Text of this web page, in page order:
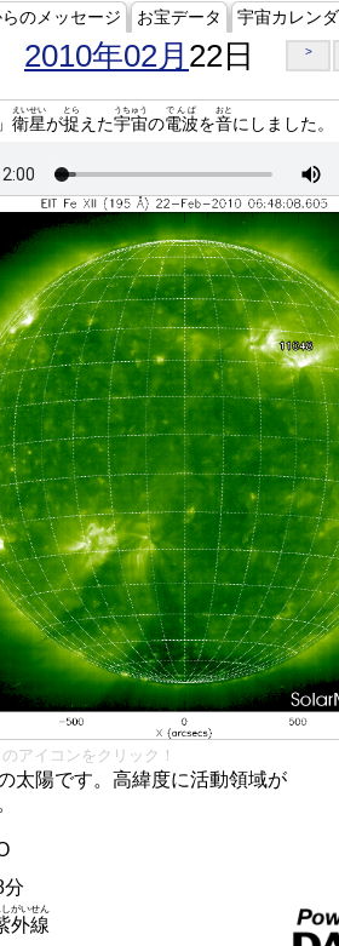
のメッセージ お宝データ 宇宙カレン
2010年02月 22日 >
衛星
えいせい
が捉
とら
えた宇宙
うちゅう
の電波
でんぱ
を音
おと
にしました。
アイコンをクリック！
太陽です。高緯度に活動領域が
分
外線
がいせん